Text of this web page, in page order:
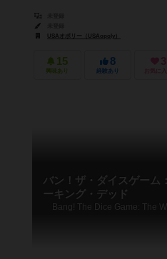
USAオポリー（USAopoly）
15
興味あり
8
経験あり
3
お気に入
バン！ザ・ダイスゲーム
ーキング・デッド
Bang! The Dice Game: The